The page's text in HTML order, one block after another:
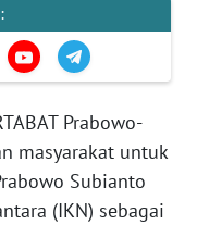
Prabowo-
masyarakat untuk
Subianto
(IKN) sebagai